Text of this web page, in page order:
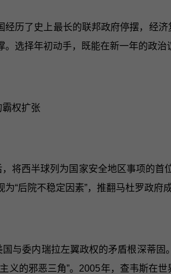
经历了史上最长的联邦政府停摆，经
选择年初动手，既能在新一年的政
霸权扩张
将西半球列为国家安全地区事项的首
“后院不稳定因素”，推翻马杜罗政府
国与委内瑞拉左翼政权的矛盾根深蒂
义的邪恶三角”。2005年，查韦斯在